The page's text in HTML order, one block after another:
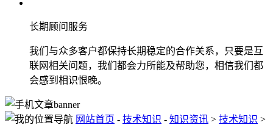
长期顾问服务
我们与众多客户都保持长期稳定的合作关系，只要是互
联网相关问题，我们都会力所能及帮助您，相信我们都
会感到相识恨晚。
网站首页 - 技术知识 - 知识资讯 > 技术知识 >